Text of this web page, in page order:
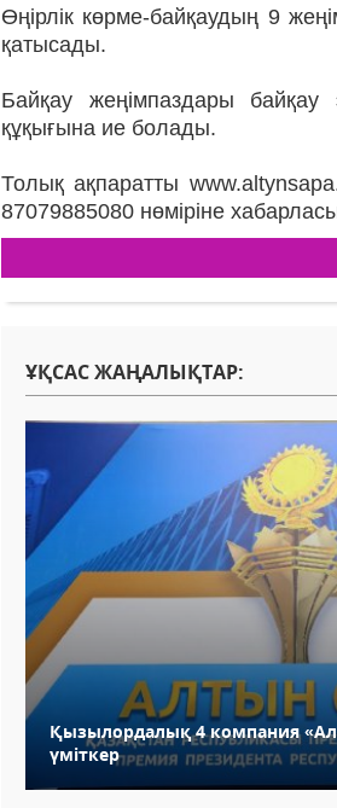
Өңірлік көрме-байқаудың 9
қатысады.
Байқау жеңімпаздары
құқығына ие болады.
Толық ақпаратты
87079885080 нөміріне
ҰҚСАС ЖАҢАЛЫҚТАР:
Қызылордалық 4 компания
үміткер